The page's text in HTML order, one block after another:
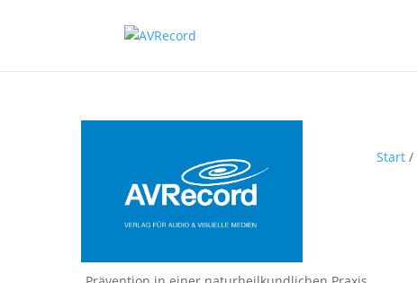
Start/